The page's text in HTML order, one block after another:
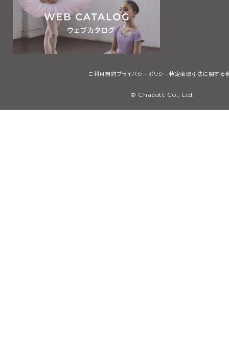
ご利用規約プライバシーポリシー 特定商取引法に関する
© Chacott Co., Ltd.